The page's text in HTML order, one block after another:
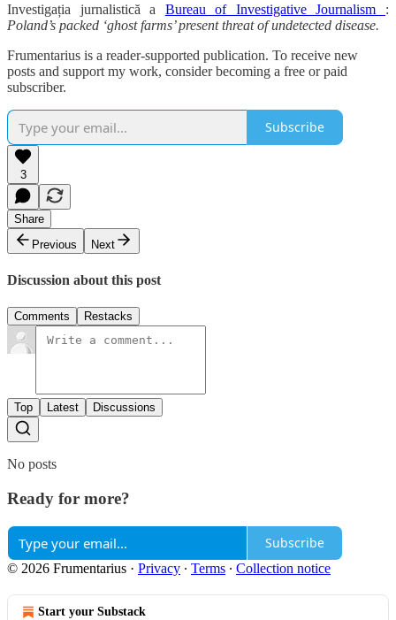
Investigația jurnalistică a Bureau of Investigative Journalism :
Poland’s packed ‘ghost farms’ present threat of undetected disease.
Frumentarius is a reader-supported publication. To receive new
posts and support my work, consider becoming a free or paid
subscriber.
Subscribe
3
Share
Previous
Next
Discussion about this post
Comments Restacks
Top Latest Discussions
No posts
Ready for more?
Subscribe
© 2026 Frumentarius · Privacy ∙ Terms ∙ Collection notice
Start your Substack